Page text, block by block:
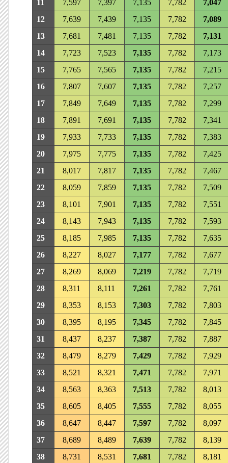
11 7,597 7,397 7,135 7,782
7,047
12
7,639 7,439 7,135 7,782
7,089
13
7,681 7,481 7,135 7,782
7,131
14
7,723 7,523 7,135 7,782
7,173
15
7,765 7,565 7,135 7,782
7,215
16
7,807 7,607 7,135 7,782
7,257
17
7,849 7,649 7,135 7,782
7,299
18
7,891 7,691 7,135 7,782
7,341
19
7,933 7,733 7,135 7,782
7,383
20
7,975 7,775 7,135 7,782
7,425
21
8,017 7,817 7,135 7,782
7,467
22
8,059 7,859 7,135 7,782
7,509
23
8,101 7,901 7,135 7,782
7,551
24
8,143 7,943 7,135 7,782
7,593
25
8,185 7,985 7,135 7,782
7,635
26
8,227 8,027 7,177 7,782
7,677
27
8,269 8,069 7,219 7,782
7,719
28
8,311 8,111 7,261 7,782
7,761
29
8,353 8,153 7,303 7,782
7,803
30
8,395 8,195 7,345 7,782
7,845
31
8,437 8,237 7,387 7,782
7,887
32
8,479 8,279 7,429 7,782
7,929
33
8,521 8,321 7,471 7,782
7,971
34
8,563 8,363 7,513 7,782
8,013
35
8,605 8,405 7,555 7,782
8,055
36
8,647 8,447 7,597 7,782
8,097
37
8,689 8,489 7,639 7,782
8,139
38
8,731 8,531 7,681 7,782
8,181